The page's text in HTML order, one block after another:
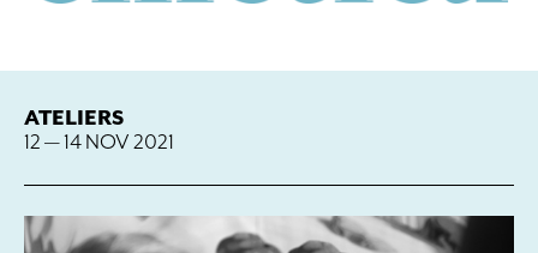
ATELIERS
12 — 14 NOV 2021